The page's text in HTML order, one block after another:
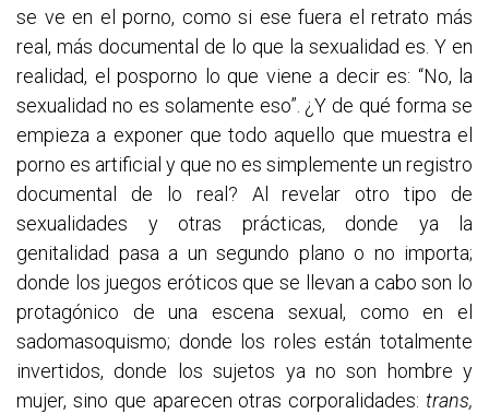
se ve en el porno, como si ese fuera el retrato más
real, más documental de lo que la sexualidad es. Y en
realidad, el posporno lo que viene a decir es: “No, la
sexualidad no es solamente eso”. ¿Y de qué forma se
empieza a exponer que todo aquello que muestra el
porno es artificial y que no es simplemente un registro
documental de lo real? Al revelar otro tipo de
sexualidades y otras prácticas, donde ya la
genitalidad pasa a un segundo plano o no importa;
donde los juegos eróticos que se llevan a cabo son lo
protagónico de una escena sexual, como en el
sadomasoquismo; donde los roles están totalmente
invertidos, donde los sujetos ya no son hombre y
mujer, sino que aparecen otras corporalidades: trans,